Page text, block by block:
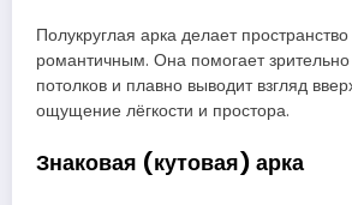
Полукруглая арка делает
романтичным. Она помогает зрительно
потолков и плавно выводит взгляд
ощущение лёгкости и простора.
Знаковая (кутовая) арка